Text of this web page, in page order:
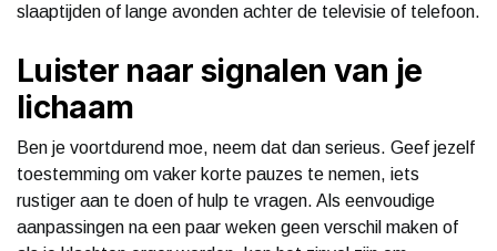
slaaptijden of lange avonden achter de televisie of telefoon.
Luister naar signalen van je
lichaam
Ben je voortdurend moe, neem dat dan serieus. Geef jezelf
toestemming om vaker korte pauzes te nemen, iets
rustiger aan te doen of hulp te vragen. Als eenvoudige
aanpassingen na een paar weken geen verschil maken of